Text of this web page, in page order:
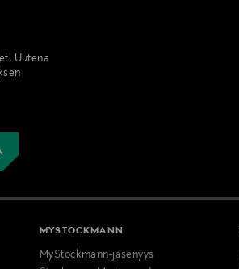
Uutena
MYSTOCKMANN
MyStockmann-jäsenyys